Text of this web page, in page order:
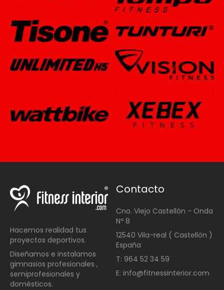
Hacemos realidad tus
proyectos deportivos.
Diseñamos e instalamos
gimnasios profesionales ,
semiprofesionales y
domésticos.
Contacto
Cno. Viejo Castellón - Onda
Nº 8
12540 Vila-real ( Castellón )
España
T: 964 52 34 59
E: info@fitnessinterior.com